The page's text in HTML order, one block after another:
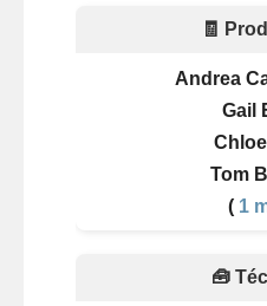
🧾
Andrea
Gail
Tom
( 1
🧰